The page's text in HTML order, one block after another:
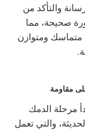
والتأكد من
صحيحة، مما
ومتوازن
مرحلة الدمك
والتي تعمل